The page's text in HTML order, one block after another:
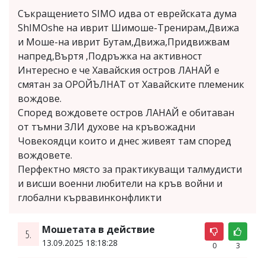
Съкращението SIMO идва от еврейската дума
ShIMOshe на иврит Шимоше-Тренирам,Движа
и Моше-на иврит Бутам,Движа,Придвижвам
напред,Въртя ,Подръжка на активност
Интересно е че Хавайския остров ЛАНАЙ е
смятан за ОРОЙЪЛНАТ от Хавайските племеник
вождове.
Според вождовете остров ЛАНАЙ е обитаван
от тъмни ЗЛИ духове на кръвожадни
Човекоядци които и днес живеят там според
вождовете.
Перфектно място за практикуващи талмудисти
и висши военни любители на кръв войни и
глобални кървавинконфликти
5. Мошетата в действие
13.09.2025 18:18:28 0 3